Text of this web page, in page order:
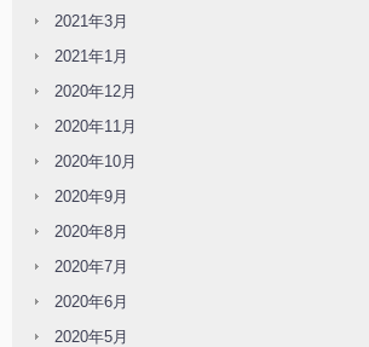
2021年3月
2021年1月
2020年12月
2020年11月
2020年10月
2020年9月
2020年8月
2020年7月
2020年6月
2020年5月